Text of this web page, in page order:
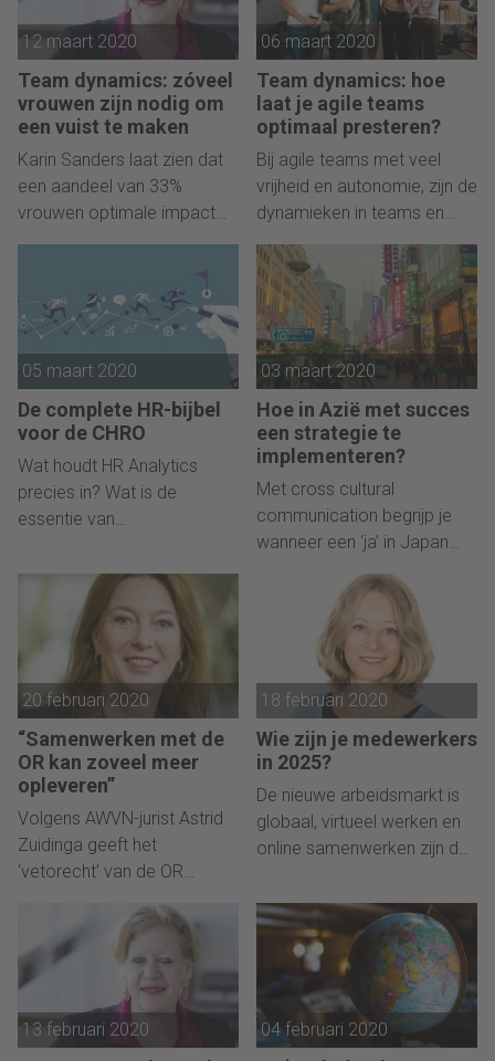
12 maart 2020
Team dynamics: zóveel
vrouwen zijn nodig om
een vuist te maken
Karin Sanders laat zien dat
een aandeel van 33%
vrouwen optimale impact
op de besluitvorming geeft.
06 maart 2020
Team dynamics: hoe
laat je agile teams
optimaal presteren?
Bij agile teams met veel
vrijheid en autonomie, zijn de
dynamieken in teams en
tussen de teams cruciaal.
05 maart 2020
De complete HR-bijbel
voor de CHRO
Wat houdt HR Analytics
precies in? Wat is de
essentie van
de ins en outs van
organizational learning?
03 maart 2020
Hoe in Azië met succes
een strategie te
implementeren?
Met cross cultural
communication begrijp je
wanneer een ‘ja’ in Japan
een ‘nee’ is en slaagt
timemanagement in India
20 februari 2020
“Samenwerken met de
OR kan zoveel meer
opleveren”
Volgens AWVN-jurist Astrid
Zuidinga geeft het
‘vetorecht’ van de OR
Dat kan ook anders.
18 februari 2020
Wie zijn je medewerkers
in 2025?
De nieuwe arbeidsmarkt is
globaal, virtueel werken en
online samenwerken zijn de
medewerker?
13 februari 2020 04 februari 2020